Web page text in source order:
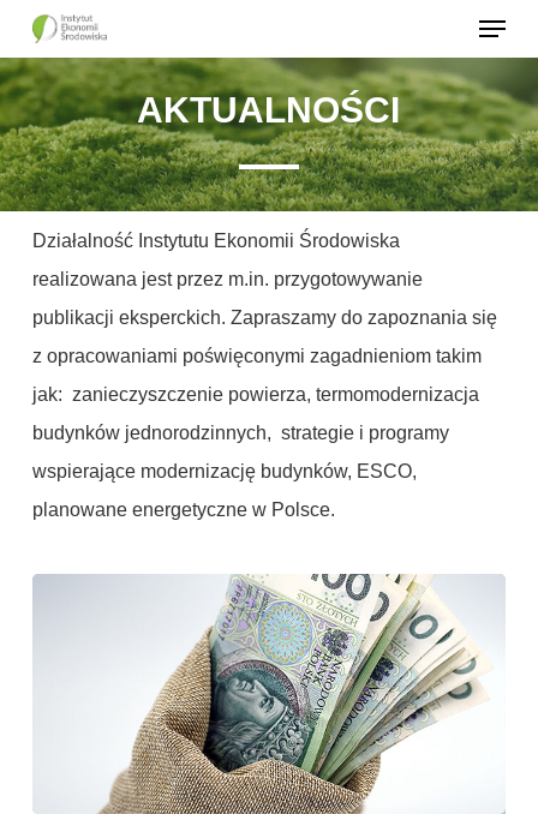
Skip
to
main
content
Menu
AKTUALNOŚCI
Działalność Instytutu Ekonomii Środowiska
realizowana jest przez m.in. przygotowywanie
publikacji eksperckich. Zapraszamy do zapoznania się
z opracowaniami poświęconymi zagadnieniom takim
jak: zanieczyszczenie powierza, termomodernizacja
budynków jednorodzinnych, strategie i programy
wspierające modernizację budynków, ESCO,
planowane energetyczne w Polsce.
Menu